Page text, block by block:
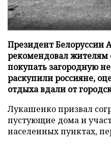
Президент Белоруссии
рекомендовал жителям
покупать загородную
раскупили россияне,
отдыха вдали от
Лукашенко призвал
пустующие дома и
населенных пунктах,